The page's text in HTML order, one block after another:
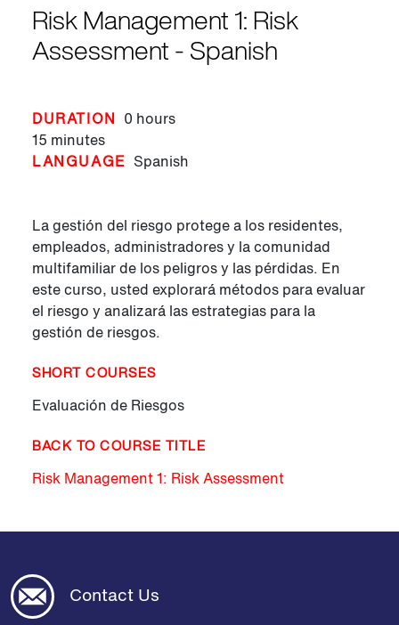
Risk Management 1: Risk
Assessment - Spanish
DURATION 0 hours
15 minutes
LANGUAGE Spanish
La gestión del riesgo protege a los residentes,
empleados, administradores y la comunidad
multifamiliar de los peligros y las pérdidas. En
este curso, usted explorará métodos para evaluar
el riesgo y analizará las estrategias para la
gestión de riesgos.
SHORT COURSES
Evaluación de Riesgos
BACK TO COURSE TITLE
Risk Management 1: Risk Assessment
Contact Us